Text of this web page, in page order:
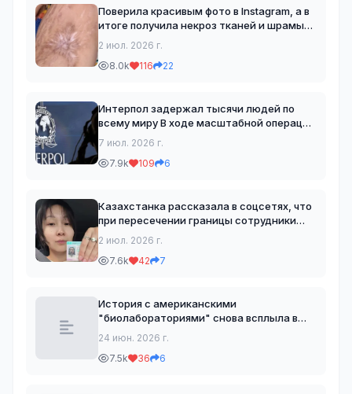
Поверила красивым фото в Instagram, а в
итоге получила некроз тканей и шрамы
на всю жизнь. 35-летняя жительница
липосакцию рук после того, как нашла в
2 июл. 2026 г.
8.0k
116 22
Интерпол задержал тысячи людей по
всему миру В ходе масштабной операции
"Глобальная цель" (Global Chain) против
полицейские 59 стран задержали более
7 июл. 2026 г.
7.9k
109 6
Казахстанка рассказала в соцсетях, что
при пересечении границы сотрудники
пограничного поста усомнились, что
именно ей. По словам девушки, документ
2 июл. 2026 г.
7.6k
42 7
История с американскими
"биолабораториями" снова всплыла в
СМИ – теперь после заявления главы
Она утверждает, что США годами
24 июн. 2026 г.
7.5k
36 6